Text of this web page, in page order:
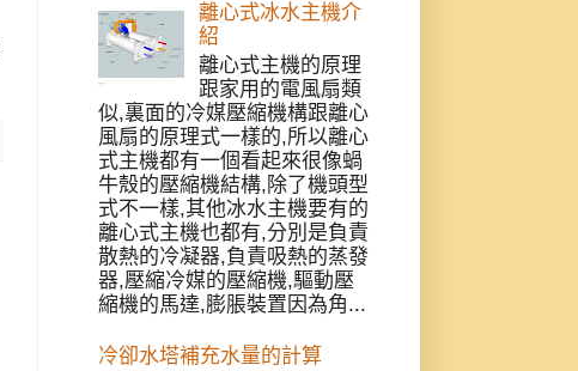
離心式冰水主機介
紹
離心式主機的原理
跟家用的電風扇類
似,裏面的冷媒壓縮機構跟離心
風扇的原理式一樣的,所以離心
式主機都有一個看起來很像蝸
牛殼的壓縮機結構,除了機頭型
式不一樣,其他冰水主機要有的
離心式主機也都有,分別是負責
散熱的冷凝器,負責吸熱的蒸發
器,壓縮冷媒的壓縮機,驅動壓
縮機的馬達,膨脹裝置因為角...
冷卻水塔補充水量的計算